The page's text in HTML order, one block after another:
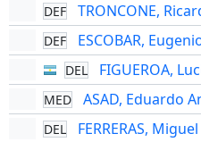
DEF TRONCONE,
DEF ESCOBAR,
DEL FIGUEROA,
MED ASAD, Eduardo
DEL FERRERAS,